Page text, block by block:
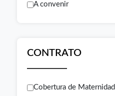
A convenir
CONTRATO
Cobertura de Maternidad